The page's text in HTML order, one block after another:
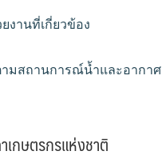
งานที่เกี่ยวข้อง
มสถานการณ์น้ำและอากาศ
กษตรกรแห่งชาติ